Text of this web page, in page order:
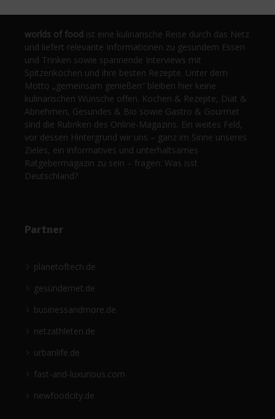
worlds of food ist eine kulinarische Reise durch das Netz
und liefert relevante Informationen zu gesundem Essen
und Trinken sowie spannende Interviews mit
Spitzenköchen und ihre besten Rezepte. Unter dem
Motto „gemeinsam genießen“ bleiben hier keine
kulinarischen Wünsche offen. Kochen & Rezepte, Diät &
Abnehmen, Gesundes & Bio sowie Gastro & Gourmet
sind die Rubriken des Online-Magazins. Ein weites Feld,
vor dessen Hintergrund wir uns – ganz im Sinne unseres
Zieles, ein informatives und unterhaltsames
Ratgebermagazin zu sein – fragen: Was isst
Deutschland?
Partner
planetoftech.de
gesündernet.de
businessandmore.de
netzathleten.de
urbanlife.de
fast-and-luxurious.com
newfoodcity.de